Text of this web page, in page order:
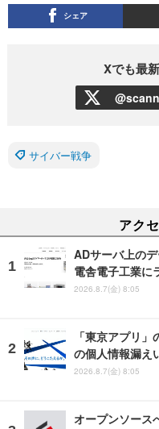
シェア
Xでも最
サイバー戦争
アク
ADサーバ上の
電舎電子工業に
2026.8.7(金) 8:05
「東京アプリ
の個人情報漏え
2026.8.7(金) 8:05
オープンソース